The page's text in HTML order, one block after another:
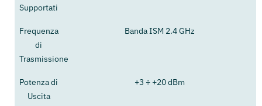
Supportati
Frequenza
di
Trasmissione
Banda ISM 2.4 GHz
Potenza di
Uscita
+3 ÷ +20 dBm